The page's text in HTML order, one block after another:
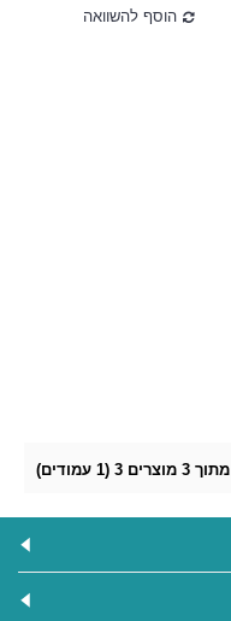
הוסף להשוואה